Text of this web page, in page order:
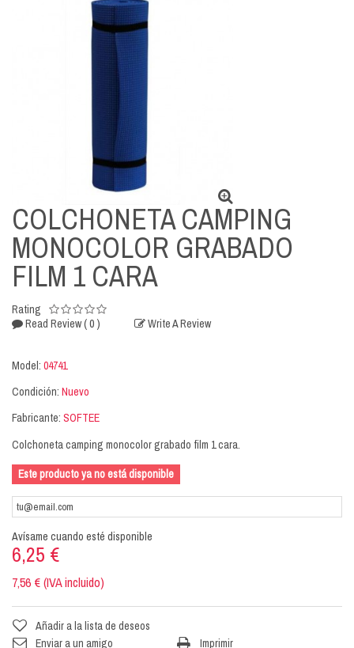
COLCHONETA CAMPING
MONOCOLOR GRABADO
FILM 1 CARA
Rating
Read Review( 0 ) Write A Review
Model: 04741
Condición: Nuevo
Fabricante: SOFTEE
Colchoneta camping monocolor grabado film 1 cara.
Este producto ya no está disponible
Avísame cuando esté disponible
6,25 €
7,56 € (IVA incluido)
Añadir a la lista de deseos
Enviar a un amigo
Imprimir